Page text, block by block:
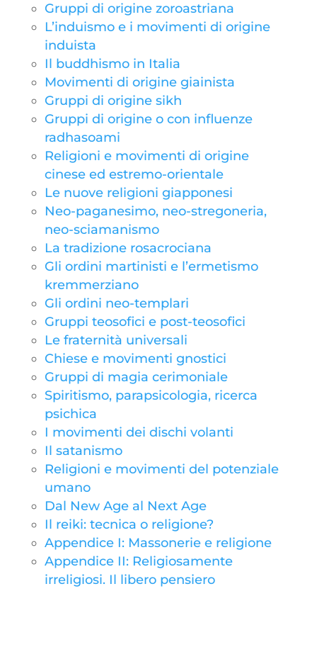
Gruppi di origine zoroastriana
L’induismo e i movimenti di origine
induista
Il buddhismo in Italia
Movimenti di origine giainista
Gruppi di origine sikh
Gruppi di origine o con influenze
radhasoami
Religioni e movimenti di origine
cinese ed estremo-orientale
Le nuove religioni giapponesi
Neo-paganesimo, neo-stregoneria,
neo-sciamanismo
La tradizione rosacrociana
Gli ordini martinisti e l’ermetismo
kremmerziano
Gli ordini neo-templari
Gruppi teosofici e post-teosofici
Le fraternità universali
Chiese e movimenti gnostici
Gruppi di magia cerimoniale
Spiritismo, parapsicologia, ricerca
psichica
I movimenti dei dischi volanti
Il satanismo
Religioni e movimenti del potenziale
umano
Dal New Age al Next Age
Il reiki: tecnica o religione?
Appendice I: Massonerie e religione
Appendice II: Religiosamente
irreligiosi. Il libero pensiero